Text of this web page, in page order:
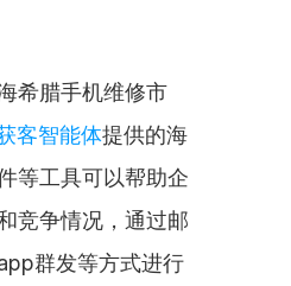
希腊手机维修市
客智能体提供的海
等工具可以帮助企
竞争情况，通过邮
群发等方式进行